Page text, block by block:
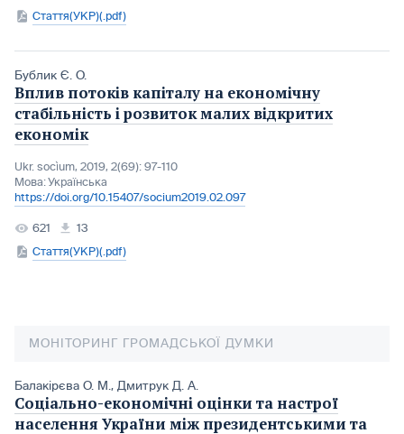
Стаття(УКР)(.pdf)
Бублик Є. О.
Вплив потоків капіталу на економічну
стабільність і розвиток малих відкритих
економік
Ukr. socìum, 2019, 2(69): 97-110
Мова:Українська
https://doi.org/10.15407/socium2019.02.097
621
13
Стаття(УКР)(.pdf)
МОНІТОРИНГ ГРОМАДСЬКОЇ ДУМКИ
Балакірєва О. М. , Дмитрук Д. А.
Соціально-економічні оцінки та настрої
населення України між президентськими та